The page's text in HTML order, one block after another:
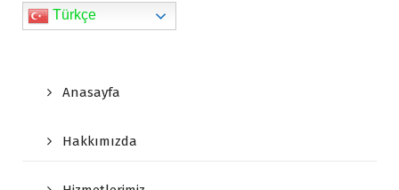
Türkçe
Anasayfa
Hakkımızda